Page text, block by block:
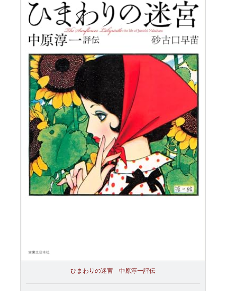
ひまわりの迷宮 中原淳一評伝